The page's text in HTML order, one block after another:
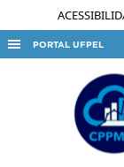
PORTAL UFPEL
ACESSO À
AUDITORIA